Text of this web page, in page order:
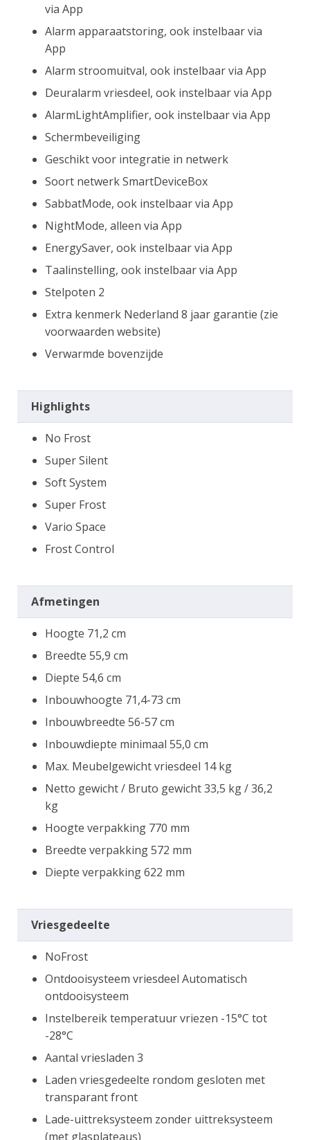
via App
Alarm apparaatstoring, ook instelbaar via
App
Alarm stroomuitval, ook instelbaar via App
Deuralarm vriesdeel, ook instelbaar via App
AlarmLightAmplifier, ook instelbaar via App
Schermbeveiliging
Geschikt voor integratie in netwerk
Soort netwerk SmartDeviceBox
SabbatMode, ook instelbaar via App
NightMode, alleen via App
EnergySaver, ook instelbaar via App
Taalinstelling, ook instelbaar via App
Stelpoten 2
Extra kenmerk Nederland 8 jaar garantie (zie
voorwaarden website)
Verwarmde bovenzijde
Highlights
No Frost
Super Silent
Soft System
Super Frost
Vario Space
Frost Control
Afmetingen
Hoogte 71,2 cm
Breedte 55,9 cm
Diepte 54,6 cm
Inbouwhoogte 71,4-73 cm
Inbouwbreedte 56-57 cm
Inbouwdiepte minimaal 55,0 cm
Max. Meubelgewicht vriesdeel 14 kg
Netto gewicht / Bruto gewicht 33,5 kg / 36,2
kg
Hoogte verpakking 770 mm
Breedte verpakking 572 mm
Diepte verpakking 622 mm
Vriesgedeelte
NoFrost
Ontdooisysteem vriesdeel Automatisch
ontdooisysteem
Instelbereik temperatuur vriezen -15°C tot
-28°C
Aantal vriesladen 3
Laden vriesgedeelte rondom gesloten met
transparant front
Lade-uittreksysteem zonder uittreksysteem
(met glasplateaus)